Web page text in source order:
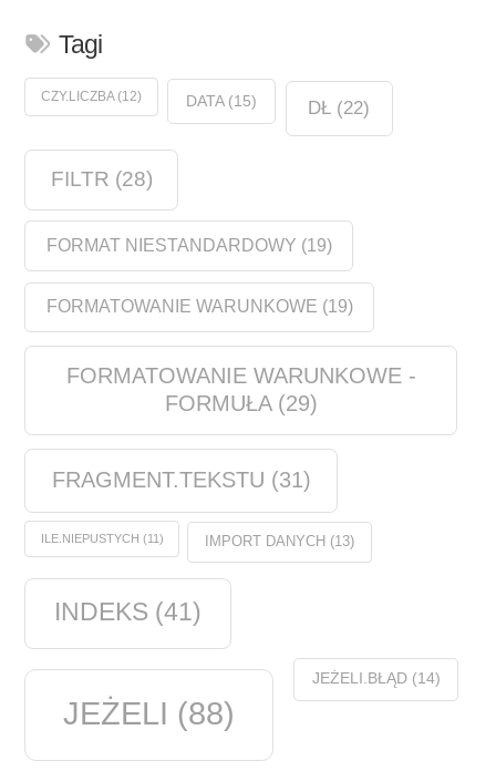
Tagi
CZY.LICZBA(12) DATA(15) DŁ (22)
FILTR (28)
FORMAT NIESTANDARDOWY (19)
FORMATOWANIE WARUNKOWE (19)
FORMATOWANIE WARUNKOWE -
FORMUŁA(29)
FRAGMENT.TEKSTU (31)
ILE.NIEPUSTYCH (11) IMPORT DANYCH (13)
INDEKS (41)
JEŻELI (88)
JEŻELI.BŁĄD(14)